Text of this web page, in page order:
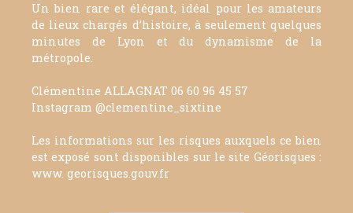
Un bien rare et élégant, idéal pour les amateurs
de lieux chargés d’histoire, à seulement quelques
minutes de Lyon et du dynamisme de la
métropole.
Clémentine ALLAGNAT 06 60 96 45 57
Instagram @clementine_sixtine
Les informations sur les risques auxquels ce bien
est exposé sont disponibles sur le site Géorisques :
www. georisques.gouv.fr